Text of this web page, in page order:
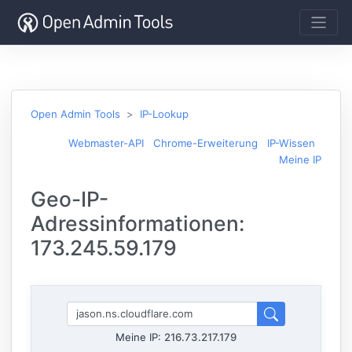
Open Admin Tools IP-Lookup
Webmaster-API Chrome-Erweiterung
IP-Wissen
Meine IP
Geo-IP-
Adressinformationen:
173.245.59.179
Meine IP: 216.73.217.179